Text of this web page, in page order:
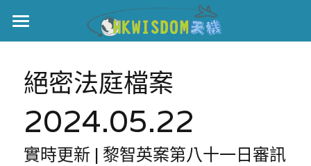
主頁
世界盃
伊美戰爭
黎智英案
絕密法庭檔案
2024.05.22
實時更新 | 黎智英案第八十一日審訊